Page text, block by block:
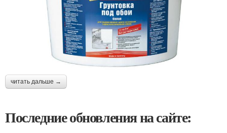
читать дальше →
Последние обновления на сайте: